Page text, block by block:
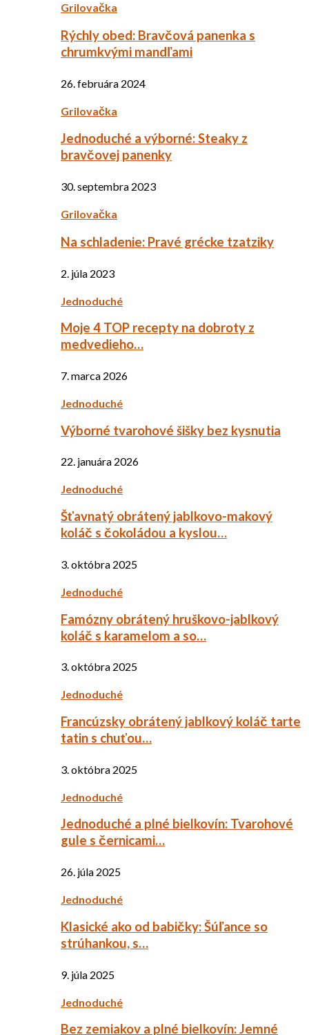
Grilovačka
Rýchly obed: Bravčová panenka s
chrumkvými mandľami
26. februára 2024
Grilovačka
Jednoduché a výborné: Steaky z
bravčovej panenky
30. septembra 2023
Grilovačka
Na schladenie: Pravé grécke tzatziky
2. júla 2023
Jednoduché
Moje 4 TOP recepty na dobroty z
medvedieho…
7. marca 2026
Jednoduché
Výborné tvarohové šišky bez kysnutia
22. januára 2026
Jednoduché
Šťavnatý obrátený jablkovo-makový
koláč s čokoládou a kyslou…
3. októbra 2025
Jednoduché
Famózny obrátený hruškovo-jablkový
koláč s karamelom a so…
3. októbra 2025
Jednoduché
Francúzsky obrátený jablkový koláč tarte
tatin s chuťou…
3. októbra 2025
Jednoduché
Jednoduché a plné bielkovín: Tvarohové
gule s černicami…
26. júla 2025
Jednoduché
Klasické ako od babičky: Šúľance so
strúhankou, s…
9. júla 2025
Jednoduché
Bez zemiakov a plné bielkovín: Jemné